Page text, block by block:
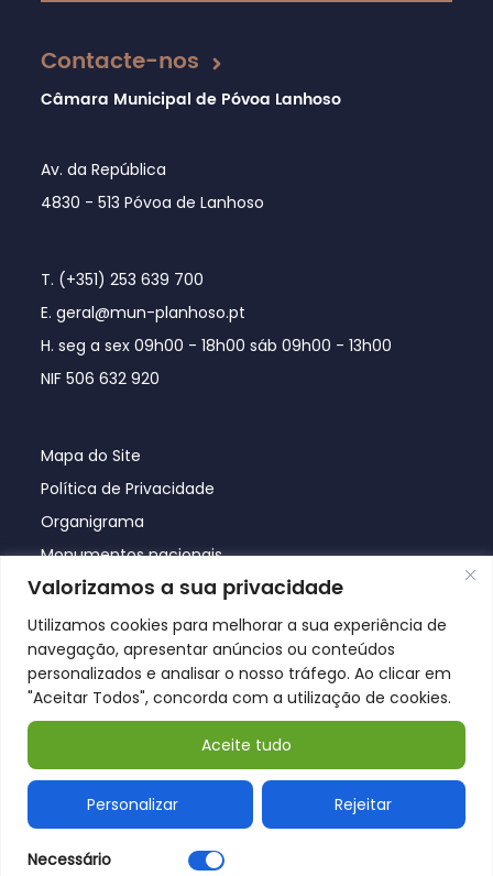
Valorizamos a sua privacidade
Utilizamos cookies para melhorar a sua experiência de
navegação, apresentar anúncios ou conteúdos
personalizados e analisar o nosso tráfego. Ao clicar em
"Aceitar Todos", concorda com a utilização de cookies.
Personalizar Rejeitar
Aceite tudo
Necessário
Atualizado em 23/07/2018
Contacte-nos
Câmara Municipal de Póvoa Lanhoso
Av. da República
4830 - 513 Póvoa de Lanhoso
T. (+351) 253 639 700
E. geral@mun-planhoso.pt
H. seg a sex 09h00 - 18h00 sáb 09h00 - 13h00
NIF 506 632 920
Mapa do Site
Política de Privacidade
Organigrama
Monumentos nacionais
© Póvoa de Lanhoso 2026